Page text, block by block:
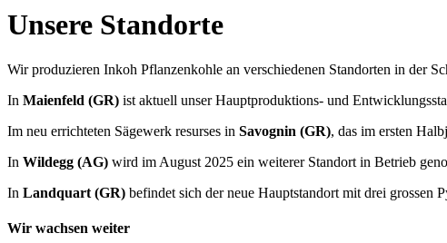
Unsere Standorte
Wir produzieren Inkoh Pflanzenkohle an verschiedenen Standorten in der
In Maienfeld (GR) ist aktuell unser Hauptproduktions- und
Im neu errichteten Sägewerk resurses in Savognin (GR), das im ersten
In Wildegg (AG) wird im August 2025 ein weiterer Standort in Betrieb
In Landquart (GR) befindet sich der neue Hauptstandort mit drei grossen
Wir wachsen weiter